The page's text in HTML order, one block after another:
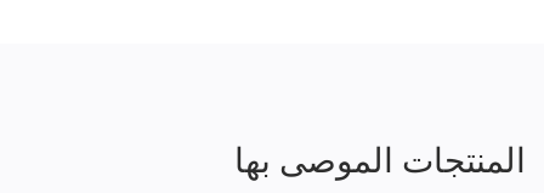
المنتجات الموصى بها